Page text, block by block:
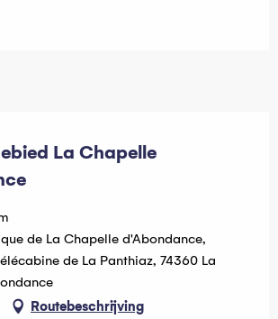
La Chapelle
de La Chapelle d'Abondance,
de La Panthiaz, 74360 La
Routebeschrijving